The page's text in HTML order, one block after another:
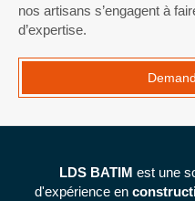
nos artisans s’engagent à
d’expertise.
LDS BATIM est une
d'expérience en